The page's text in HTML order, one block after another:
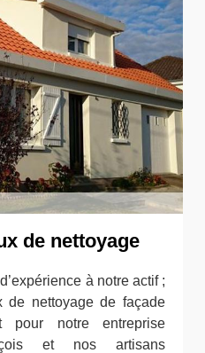
de nettoyage
à notre actif ;
de nettoyage de façade
pour notre entreprise
et nos artisans